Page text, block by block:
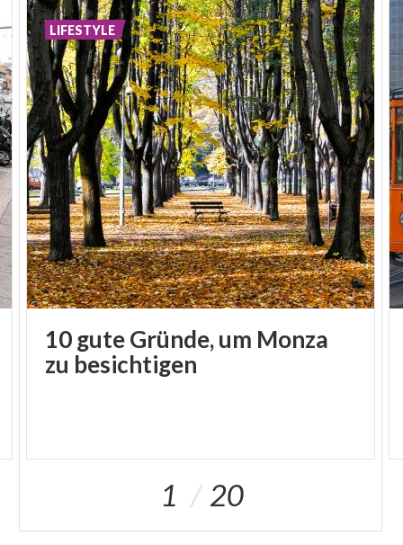
10 gute Gründe, um Monza
zu besichtigen
LIFESTYLE
1 20